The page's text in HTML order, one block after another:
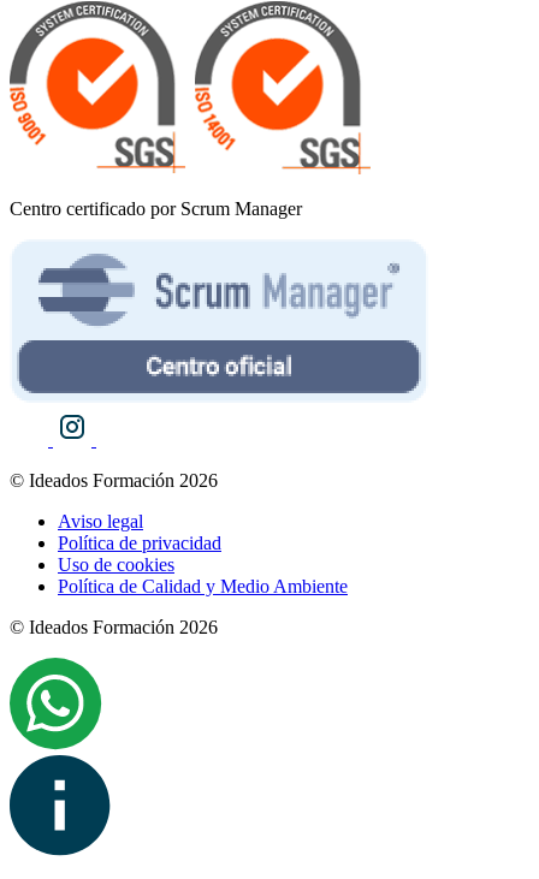
Centro certificado por Scrum Manager
© Ideados Formación 2026
Aviso legal
Política de privacidad
Uso de cookies
Política de Calidad y Medio Ambiente
© Ideados Formación 2026